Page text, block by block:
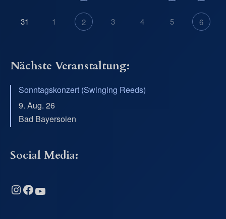
31 1 2 3 4 5 6
Nächste Veranstaltung:
Sonntagskonzert (Swinging Reeds)
9. Aug. 26
Bad Bayersoien
Social Media:
Instagram Facebook YouTube